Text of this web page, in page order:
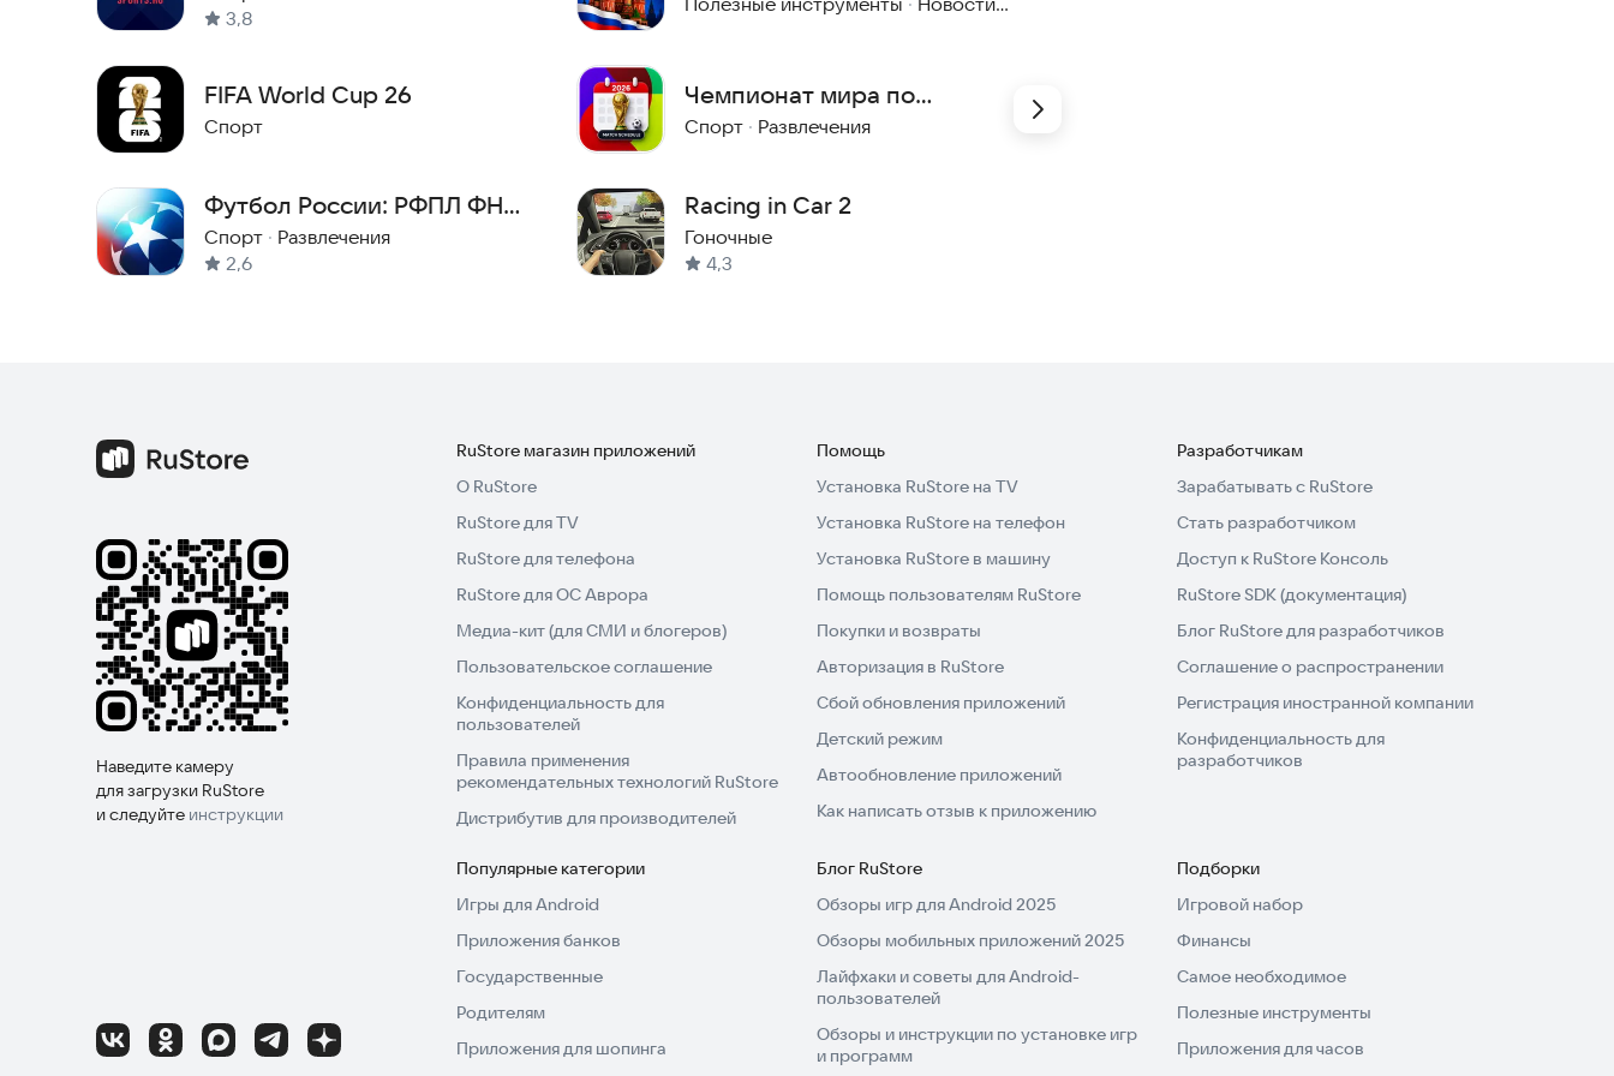
3,8
FIFA World Cup 26
Спорт
Футбол России: РФПЛ ФНЛ
онлайн
Спорт · Развлечения
2,6
Чемпионат мира по
футболу 2026: Расписание
Спорт · Развлечения
Racing in Car 2
Гоночные
4,3
Наведите камеру
для загрузки RuStore
и следуйте инструкции
RuStore магазин приложений
О RuStore
RuStore для TV
RuStore для телефона
RuStore для ОС Аврора
Медиа-кит (для СМИ и блогеров)
Пользовательское соглашение
Конфиденциальность для
пользователей
Правила применения
рекомендательных технологий RuStore
Дистрибутив для производителей
Помощь
Установка RuStore на TV
Установка RuStore на телефон
Установка RuStore в машину
Помощь пользователям RuStore
Покупки и возвраты
Авторизация в RuStore
Сбой обновления приложений
Детский режим
Автообновление приложений
Как написать отзыв к приложению
Разработчикам
Зарабатывать с RuStore
Стать разработчиком
Доступ к RuStore Консоль
RuStore SDK (документация)
Блог RuStore для разработчиков
Соглашение о распространении
Регистрация иностранной компании
Конфиденциальность для
разработчиков
Популярные категории
Игры для Android
Приложения банков
Государственные
Родителям
Приложения для шопинга
Блог RuStore
Обзоры игр для Android 2025
Обзоры мобильных приложений 2025
Лайфхаки и советы для Android-
пользователей
Обзоры и инструкции по установке игр
и программ
Подборки
Игровой набор
Финансы
Самое необходимое
Полезные инструменты
Приложения для часов